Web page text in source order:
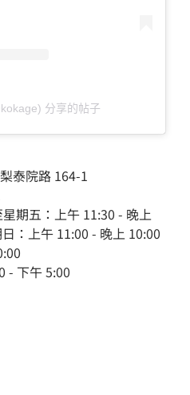
分享的帖子
泰院路 164-1
期五：上午 11:30 - 晚上
：上午 11:00 - 晚上 10:00
- 下午 5:00